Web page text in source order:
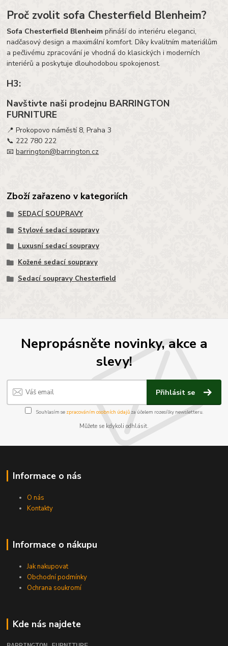
Proč zvolit sofa Chesterfield Blenheim?
Sofa Chesterfield Blenheim přináší do interiéru eleganci,
nadčasový design a maximální komfort. Díky kvalitním materiálům
a pečlivému zpracování je vhodná do klasických i moderních
interiérů a poskytuje dlouhodobou spokojenost.
H3:
Navštivte naši prodejnu BARRINGTON
FURNITURE
📍 Prokopovo náměstí 8, Praha 3
📞 222 780 222
📧barrington@barrington.cz
Zboží zařazeno v kategoriích
SEDACÍ SOUPRAVY
Stylové sedací soupravy
Luxusní sedací soupravy
Kožené sedací soupravy
Sedací soupravy Chesterfield
Nepropásněte novinky, akce a
slevy!
Přihlásit se
Souhlasím se zpracováním osobních údajůza účelem rozesílky newsletteru.
Můžete se kdykoli odhlásit.
Informace o nás
O nás
Kontakty
Informace o nákupu
Jak nakupovat
Obchodní podmínky
Ochrana soukromí
Kde nás najdete